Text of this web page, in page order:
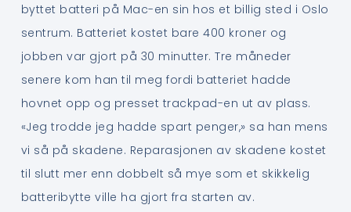
byttet batteri på Mac-en sin hos et billig sted i Oslo
sentrum. Batteriet kostet bare 400 kroner og
jobben var gjort på 30 minutter. Tre måneder
senere kom han til meg fordi batteriet hadde
hovnet opp og presset trackpad-en ut av plass.
«Jeg trodde jeg hadde spart penger,» sa han mens
vi så på skadene. Reparasjonen av skadene kostet
til slutt mer enn dobbelt så mye som et skikkelig
batteribytte ville ha gjort fra starten av.